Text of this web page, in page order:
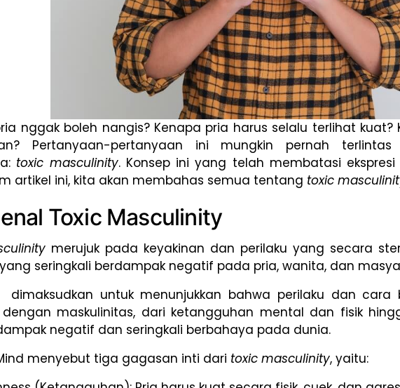
nggak boleh nangis? Kenapa pria harus selalu terlihat kuat?
Pertanyaan-pertanyaan ini mungkin pernah
toxic masculinity. Konsep ini yang telah membatasi
artikel ini, kita akan membahas semua tentang toxic
Toxic Masculinity
merujuk pada keyakinan dan perilaku yang secara
seringkali berdampak negatif pada pria, wanita, dan
dimaksudkan untuk menunjukkan bahwa perilaku dan cara
maskulinitas, dari ketangguhan mental dan fisik
negatif dan seringkali berbahaya pada dunia.
menyebut tiga gagasan inti dari toxic masculinity, yaitu: